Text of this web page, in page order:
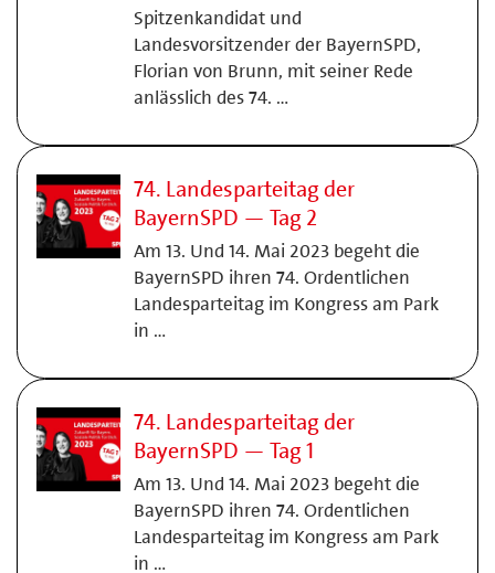
Spitzenkandidat und
Landesvorsitzender der BayernSPD,
Florian von Brunn, mit seiner Rede
anlässlich des 74. …
74. Landesparteitag der
BayernSPD — Tag 2
Am 13. Und 14. Mai 2023 begeht die
BayernSPD ihren 74. Ordentlichen
Landesparteitag im Kongress am Park
in …
74. Landesparteitag der
BayernSPD — Tag 1
Am 13. Und 14. Mai 2023 begeht die
BayernSPD ihren 74. Ordentlichen
Landesparteitag im Kongress am Park
in …